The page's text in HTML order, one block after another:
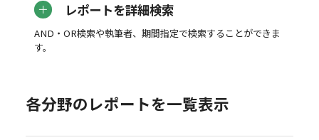
レポートを詳細検索
AND・OR検索や執筆者、期間指定で検索することができま
す。
各分野のレポートを一覧表示